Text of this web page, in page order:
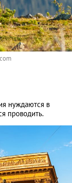
нуждаются в
проводить.